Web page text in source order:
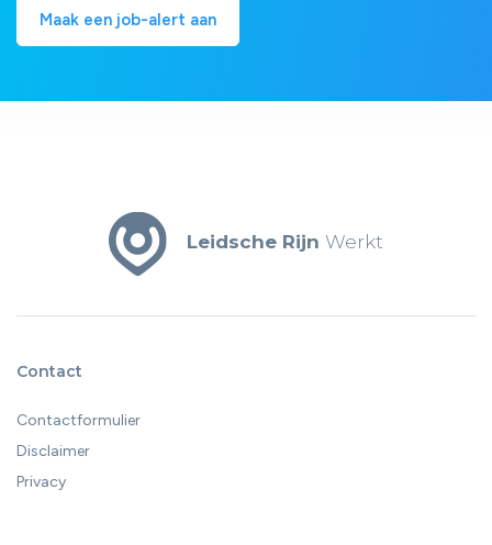
Maak een job-alert aan
Leidsche Rijn Werkt
Contact
Contactformulier
Disclaimer
Privacy